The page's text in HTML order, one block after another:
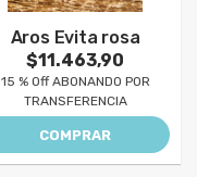
Aros Evita rosa
$11.463,90
15 % Off ABONANDO POR
TRANSFERENCIA
COMPRAR